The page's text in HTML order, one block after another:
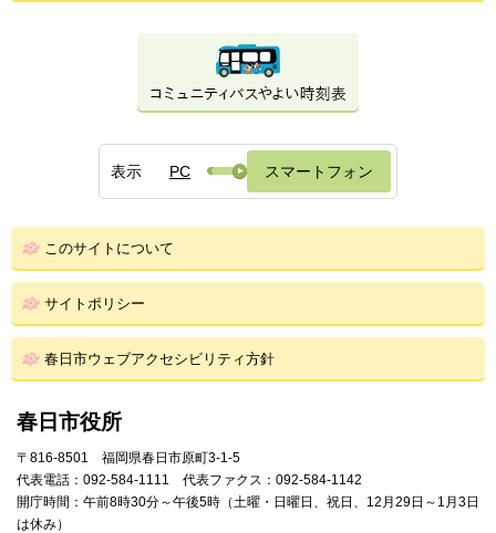
表示 PC スマートフォン
このサイトについて
サイトポリシー
春日市ウェブアクセシビリティ方針
春日市役所
〒816-8501 福岡県春日市原町3-1-5
代表電話：092-584-1111 代表ファクス：092-584-1142
開庁時間：午前8時30分～午後5時（土曜・日曜日、祝日、12月29日～1月3日
は休み）